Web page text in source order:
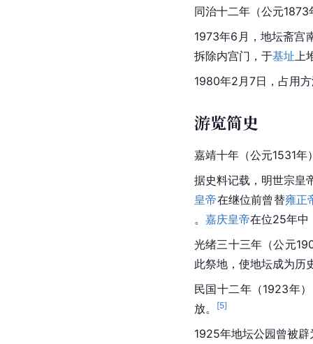
同治十二年（公元1873
1973年6月，地坛斋宫
拆除内宫门，于基址上
1980年2月7日，占用
游览简史
嘉靖十年（公元1531年
据史料记载，明世宗皇
皇帝在继位前曾替雍正
。 嘉庆皇帝在位25年中
光绪三十三年（公元
此祭地，使地坛成为历
民国十二年（1923年
放。
[5]
1925年地坛公园曾被辟